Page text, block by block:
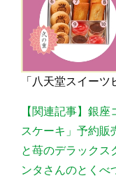
「八天堂スイー
【関連記事】銀
スケーキ」予約販
と苺のデラックス
ンタさんのとくべ